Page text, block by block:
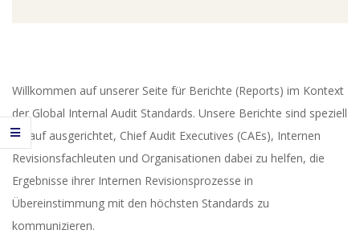
Willkommen auf unserer Seite für Berichte (Reports) im Kontext
der Global Internal Audit Standards. Unsere Berichte sind speziell
darauf ausgerichtet, Chief Audit Executives (CAEs), Internen
Revisionsfachleuten und Organisationen dabei zu helfen, die
Ergebnisse ihrer Internen Revisionsprozesse in
Übereinstimmung mit den höchsten Standards zu
kommunizieren.